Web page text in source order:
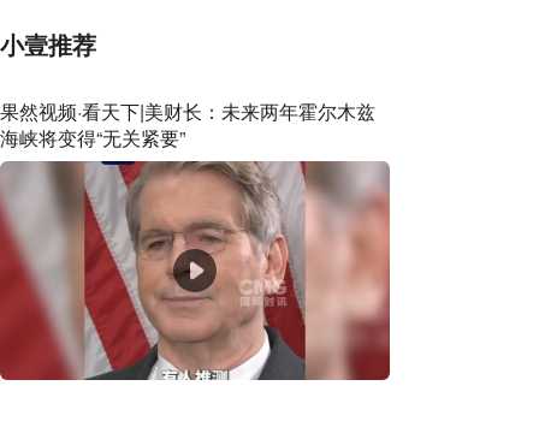
小壹推荐
果然视频·看天下|美财长：未来两年霍尔木兹
海峡将变得“无关紧要”